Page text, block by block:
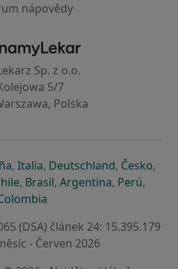
nápovědy
ZnamyLekar - Hlavní stránka
Sp. z o.o.
5/7
Polska
záložce
v nové záložce
se otevře v nové záložce
, Italiase otevře v nové záložce
, Deutschlandse otevře v
, Českose
,
nové záložce
otevře v nové záložce
se otevře v nové záložce
, Brasilse otevře v nové
, Argentinase otevře v
, Perúse
,
(DSA) článek 24: 15.395.179
- Červen 2026